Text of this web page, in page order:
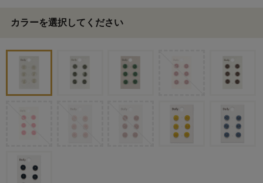
カラーを選択してください